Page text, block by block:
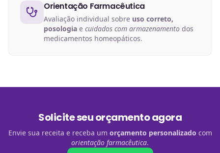
Orientação Farmacêutica
Avaliação individual sobre uso correto,
posologia e cuidados com armazenamento dos
medicamentos homeopáticos.
Solicite seu orçamento agora
Envie sua receita e receba um orçamento personalizado com
orientação farmacêutica.